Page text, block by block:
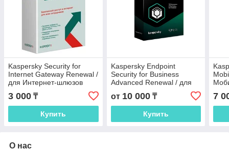
Kaspersky Security for
Internet Gateway Renewal /
для Интернет-шлюзов
продление
3 000 ₸
Купить
Kaspersky Endpoint
Security for Business
Advanced Renewal / для
бизнеса Расширенный
Продление
от 10 000₸
Купить
7
О нас